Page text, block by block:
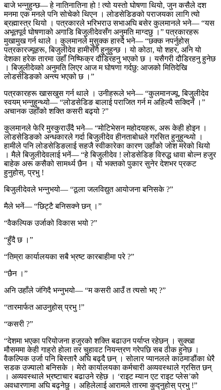
बाजे भन्नुहुन्छ— हे नातिनातिना हो ! त्यो यस्तो घोषणा थियो, जुन कसैले दश
मनमा एक मनले पनि सोचेको थिएन । लोडसेडिङको पराजयका लागि त्यो
ब्रह्मास्त्र थियो । पत्रकारले भरिभराउ सभाअघि बसेर कुलमानले भने— “यस
अभूतपूर्व घोषणाको अगाडि बिजुलीदेवसँग अनुमति माग्दछु ।” पत्रकारहरू
मुखामुख गर्न थाले । कुलमानले मुसुक्क हास्दै भने— “छक्क नपर्नुहोस्
पत्रकारज्यूहरू, बिजुलीदेव हामीसँगै हुनुहुन्छ । यो कोठा, यो शहर, अनि यो
देशका हरेक तारमा उहाँ निष्फिक्र दौडिरहनु भएको छ । यसैगरी दौडिरहनु हुनेछ
। बिजुलीदेव्को अनुमति लिएर आज म घोषणा गर्दछु: आजको मितिदेखि
लोडसेडिङको अन्त्य भएको छ ।”
पत्रकारहरू खासखुस गर्न थाले । उनीहरूले भने— “कुलमानज्यू, बिजुलीदेव
स्वयम् भन्नुहुन्थ्यो— “लोडसेडिङ बालाई पराजित गर्न म अहिल्यै सक्दिनँ ।”
अचानक उहाँको शक्ति कसरी बढ्यो ?”
कुलमानले फेरि मुस्कुराउँदै भने— “मोटिभेसन महोदयहरू, अरू केही होइन ।
लोडसेडिङको अन्धकारले गर्दा बिजुलीदेव हीनताबोधले ग्रसित हुनुहुन्थ्यो ।
हामीले पनि लोडसेडिङलाई सहजै स्वीकारेका कारण उहाँको जोश मरेको थियो
। मैले बिजुलीदेवलाई भनें— “हे बिजुलीदेव ! लोडसेडिङ विरुद्ध धावा बोल्न हजुर
बाहेक अरू कसैको सामर्थ्य छैन । यो भक्तको पुकार सुनेर देशभर प्रकट
हुनुहोस्, प्रभु !
बिजुलीदेवले भन्नुभयो— “ठूला जलविद्युत आयोजना बनिसके ?”
मैले भनें— “छिट्टै बनिसक्ने छन् ।”
“वैकल्पिक उर्जाको विकास भयो ?”
“हुँदै छ ।”
“तिम्रा कार्यालयका सबै भ्रष्ट कारबाहीमा परे ?”
“छैन ।”
अनि उहाँले जंगिदै भन्नुभयो— “म कसरी आउँ त त्यसो भए ?”
“तारमार्फत आउनुहोस् प्रभु !”
“कसरी ?”
“देशमा भएका परियोजना हजुरको शक्ति बढाउन पर्याप्त रहेछन् । सुक्खा
मौसममा केही गाह्रो होला तर चुहावट नियन्त्रण गरेपछि सब ठीक हुनेछ ।
वैकल्पिक उर्जा पनि बिस्तारै अघि बढ्दै छन् । सोलार प्यानलले काठमाडौंका धेरै
सडक उज्यालो बनिसके । मेरो कार्यालयका कर्मचारी अव्यवस्थाले ग्रसित छन्
। अव्यवस्थाले भ्रष्टाचार बढाउने रहेछ । ‘राइट म्यान एट राइट प्लेस’को
अवधारणामा अघि बढ्नेछु । अहिलेलाई आरामले तारमा कुद्नुहोस् प्रभु !”